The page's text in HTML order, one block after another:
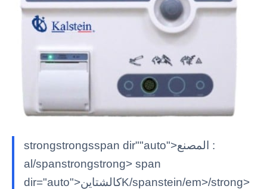
strongstrongsspan dir""auto">المصنع :
al/spanstrongstrong> span
dir="auto">كالشتاينK/spanstein/em>/strong>